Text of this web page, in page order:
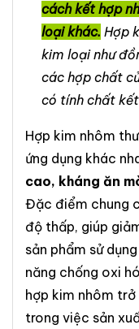
cách kết hợp
loại khác. Hợp
kim loại như
các hợp chất
có tính chất
Hợp kim nhôm
ứng dụng khác
cao, kháng ăn
Đặc điểm chung
độ thấp, giúp
sản phẩm sử
năng chống oxi
hợp kim nhôm
trong việc sản